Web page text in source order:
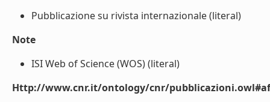
Pubblicazione su rivista internazionale (literal)
Note
ISI Web of Science (WOS) (literal)
Http://www.cnr.it/ontology/cnr/